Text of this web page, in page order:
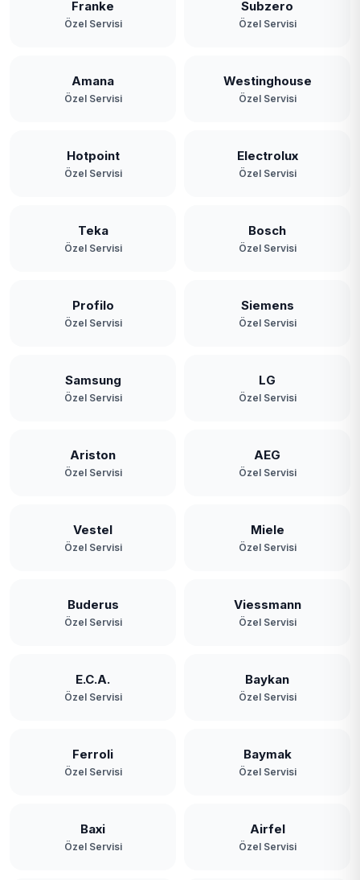
Franke
Özel Servisi
Subzero
Özel Servisi
Amana
Özel Servisi
Westinghouse
Özel Servisi
Hotpoint
Özel Servisi
Electrolux
Özel Servisi
Teka
Özel Servisi
Bosch
Özel Servisi
Profilo
Özel Servisi
Siemens
Özel Servisi
Samsung
Özel Servisi
LG
Özel Servisi
Ariston
Özel Servisi
AEG
Özel Servisi
Vestel
Özel Servisi
Miele
Özel Servisi
Buderus
Özel Servisi
Viessmann
Özel Servisi
E.C.A.
Özel Servisi
Baykan
Özel Servisi
Ferroli
Özel Servisi
Baymak
Özel Servisi
Baxi
Özel Servisi
Airfel
Özel Servisi